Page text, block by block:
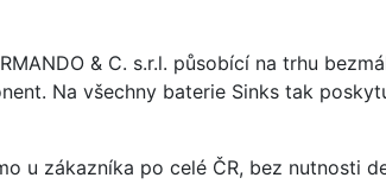
& C. s.r.l. působící na trhu
Na všechny baterie Sinks tak
u zákazníka po celé ČR, bez nutnosti